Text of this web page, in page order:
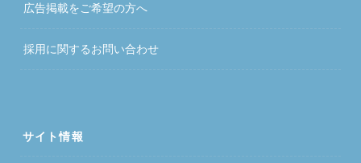
広告掲載をご希望の方へ
採用に関するお問い合わせ
サイト情報